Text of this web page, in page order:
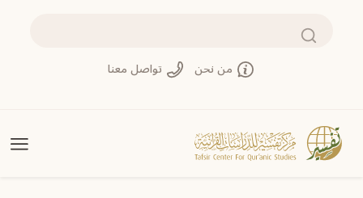
بحث
من نحن تواصل معنا